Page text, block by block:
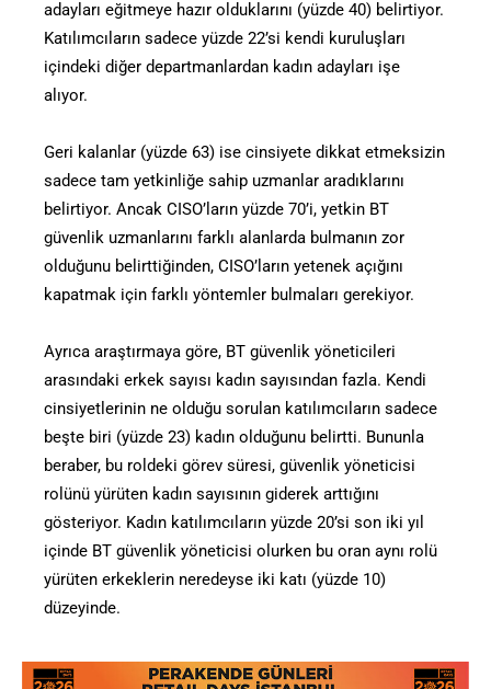
adayları eğitmeye hazır olduklarını (yüzde 40) belirtiyor.
Katılımcıların sadece yüzde 22’si kendi kuruluşları
içindeki diğer departmanlardan kadın adayları işe
alıyor.
Geri kalanlar (yüzde 63) ise cinsiyete dikkat etmeksizin
sadece tam yetkinliğe sahip uzmanlar aradıklarını
belirtiyor. Ancak CISO’ların yüzde 70’i, yetkin BT
güvenlik uzmanlarını farklı alanlarda bulmanın zor
olduğunu belirttiğinden, CISO’ların yetenek açığını
kapatmak için farklı yöntemler bulmaları gerekiyor.
Ayrıca araştırmaya göre, BT güvenlik yöneticileri
arasındaki erkek sayısı kadın sayısından fazla. Kendi
cinsiyetlerinin ne olduğu sorulan katılımcıların sadece
beşte biri (yüzde 23) kadın olduğunu belirtti. Bununla
beraber, bu roldeki görev süresi, güvenlik yöneticisi
rolünü yürüten kadın sayısının giderek arttığını
gösteriyor. Kadın katılımcıların yüzde 20’si son iki yıl
içinde BT güvenlik yöneticisi olurken bu oran aynı rolü
yürüten erkeklerin neredeyse iki katı (yüzde 10)
düzeyinde.